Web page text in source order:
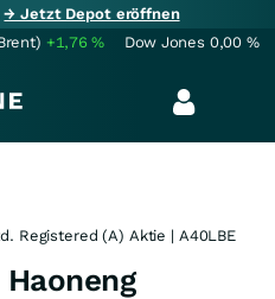
→ Jetzt Depot eröffnen
+1,76% Dow Jones 0,00 %
Registered (A) Aktie | A40LBE